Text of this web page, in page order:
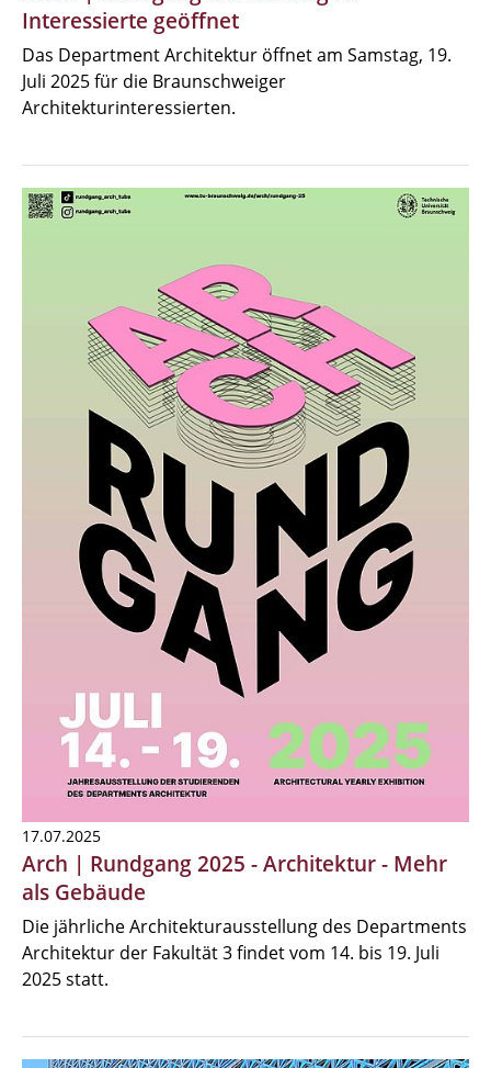
Interessierte geöffnet
Das Department Architektur öffnet am Samstag, 19.
Juli 2025 für die Braunschweiger
Architekturinteressierten.
17.07.2025
Arch | Rundgang 2025 - Architektur - Mehr
als Gebäude
Die jährliche Architekturausstellung des Departments
Architektur der Fakultät 3 findet vom 14. bis 19. Juli
2025 statt.